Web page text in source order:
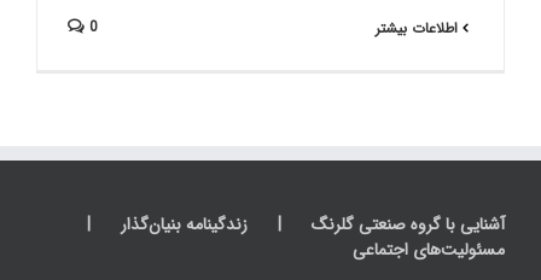
اطلاعات بیشتر 0
آشنایی با گروه صنعتی گلرنگ
زندگینامه بنیان‌گذار
مسئولیت‌های اجتماعی